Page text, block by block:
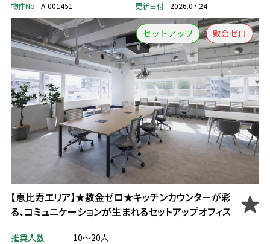
物件No A-001451 更新日付 2026.07.24
セットアップ 敷金ゼロ
【恵比寿エリア】★敷金ゼロ★キッチンカウンターが彩
る、コミュニケーションが生まれるセットアップオフィス
推奨人数
10～20人